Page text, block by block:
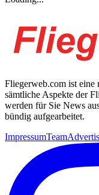
Fliegerweb.com ist eine
sämtliche Aspekte der
werden für Sie News
bündig aufgearbeitet.
ImpressumTeam